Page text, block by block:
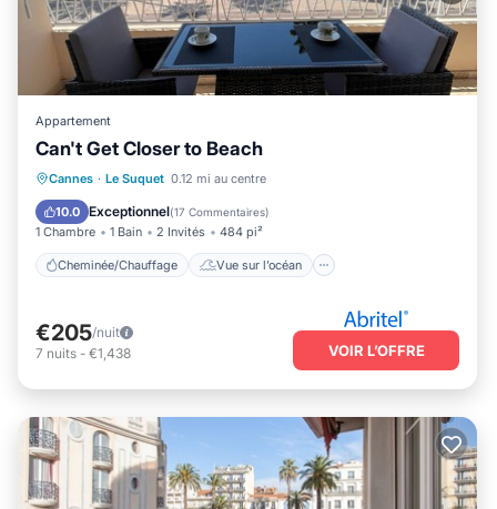
Appartement
Can't Get Closer to Beach
Cannes · Le Suquet 0.12 mi au centre
10.0 Exceptionnel(17 Commentaires)
1 Chambre 1 Bain 2 Invités 484 pi²
Cheminée/Chauffage Vue sur l’océan
Cheminée/Chauffage
Balcon/Terrasse
Vue
€205/nuit
7 nuits - €1,438 VOIR L’OFFRE